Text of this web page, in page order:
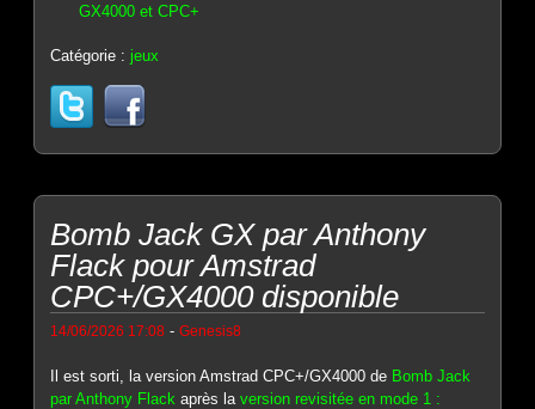
GX4000 et CPC+
Catégorie :jeux
Bomb Jack GX par Anthony
Flack pour Amstrad
CPC+/GX4000 disponible
14/06/2026 17:08 -Genesis8
Il est sorti, la version Amstrad CPC+/GX4000 de Bomb Jack
par Anthony Flack après laversion revisitée en mode 1 :